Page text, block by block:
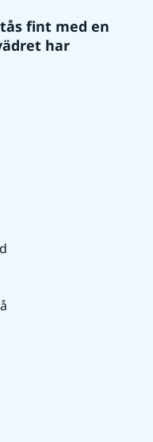
fint med en
har